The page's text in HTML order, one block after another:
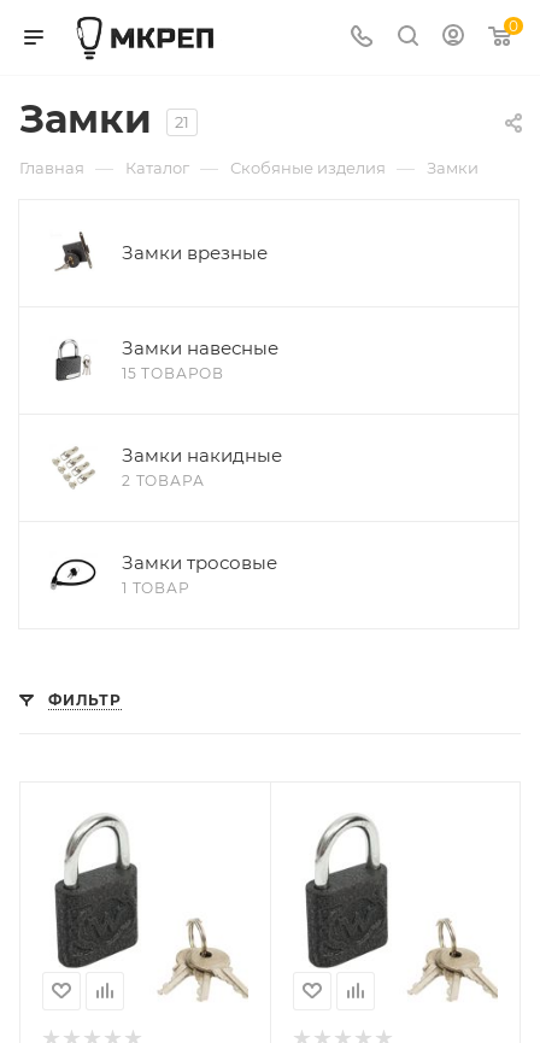
0
Замки 21
Главная — Каталог — Скобяные изделия — Замки
Замки врезные
Замки навесные
15 ТОВАРОВ
Замки накидные
2 ТОВАРА
Замки тросовые
1 ТОВАР
ФИЛЬТР